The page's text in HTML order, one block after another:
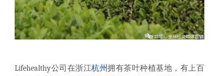
Lifehealthy公司在浙江杭州拥有茶叶种植基地，有上百